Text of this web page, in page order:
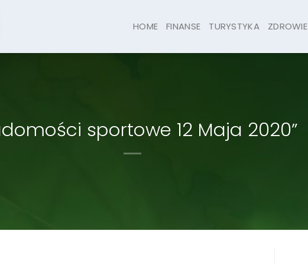
HOME FINANSE TURYSTYKA ZDROWIE
sportowe 12 Maja 2020”